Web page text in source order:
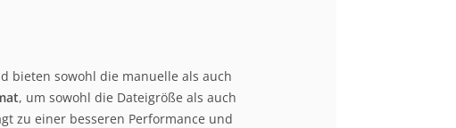
bieten sowohl die manuelle als auch
, um sowohl die Dateigröße als auch
zu einer besseren Performance und